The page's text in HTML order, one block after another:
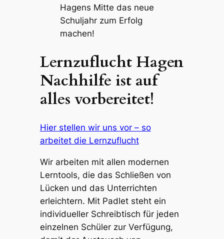
Hagens Mitte das neue
Schuljahr zum Erfolg
machen!
Lernzuflucht Hagen
Nachhilfe ist auf
alles vorbereitet!
Hier stellen wir uns vor – so
arbeitet die Lernzuflucht
Wir arbeiten mit allen modernen
Lerntools, die das Schließen von
Lücken und das Unterrichten
erleichtern. Mit Padlet steht ein
individueller Schreibtisch für jeden
einzelnen Schüler zur Verfügung,